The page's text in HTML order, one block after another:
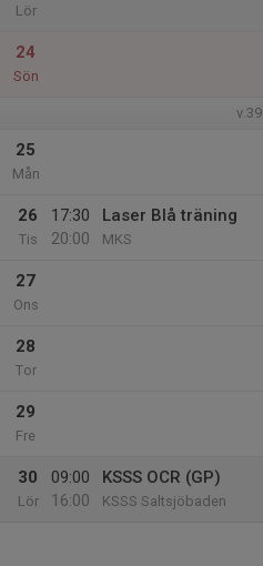
Lör
24
Sön
v.39
25
Mån
26
Tis
17:30
20:00
Laser Blå träning
MKS
27
Ons
28
Tor
29
Fre
30
Lör
09:00
16:00
KSSS OCR (GP)
KSSS Saltsjöbaden